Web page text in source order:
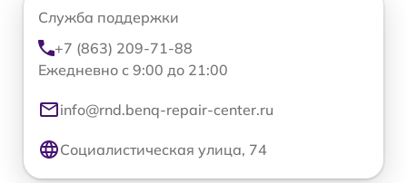
Служба поддержки
+7 (863) 209-71-88
Ежедневно с 9:00 до 21:00
info@rnd.benq-repair-center.ru
Социалистическая улица, 74